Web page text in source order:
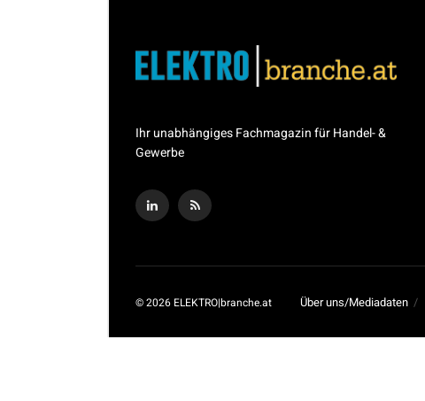
Ihr unabhängiges Fachmagazin für Handel- &
Gewerbe
Über uns/Mediadaten
© 2026 ELEKTRO|branche.at